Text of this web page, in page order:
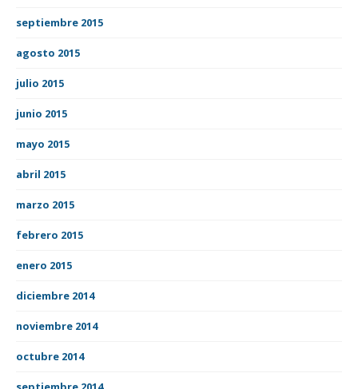
septiembre 2015
agosto 2015
julio 2015
junio 2015
mayo 2015
abril 2015
marzo 2015
febrero 2015
enero 2015
diciembre 2014
noviembre 2014
octubre 2014